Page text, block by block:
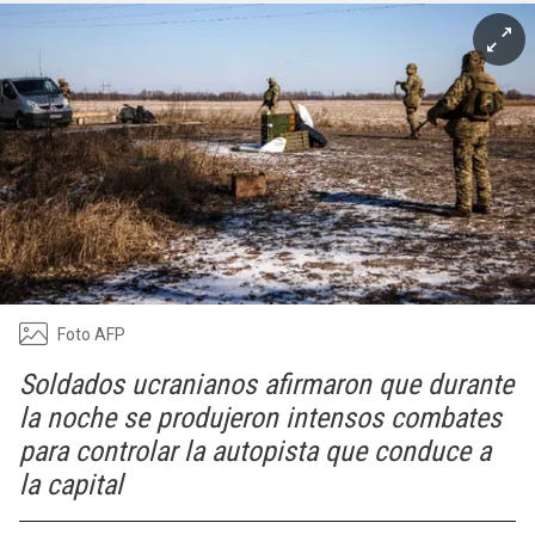
Foto AFP
Soldados ucranianos afirmaron que durante
la noche se produjeron intensos combates
para controlar la autopista que conduce a
la capital